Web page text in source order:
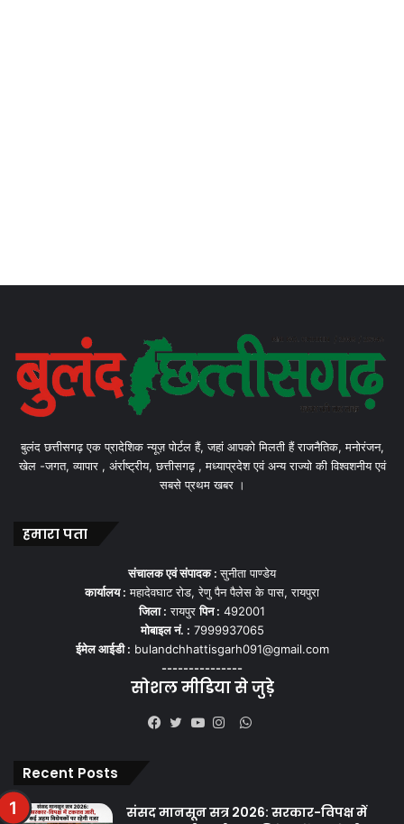
बुलंद छत्तीसगढ़ एक प्रादेशिक न्यूज़ पोर्टल हैं, जहां आपको मिलती हैं राजनैतिक, मनोरंजन,
खेल -जगत, व्यापार , अंर्राष्ट्रीय, छत्तीसगढ़ , मध्याप्रदेश एवं अन्य राज्यो की विश्वशनीय एवं
सबसे प्रथम खबर ।
हमारा पता
संचालक एवं संपादक :सुनीता पाण्डेय
कार्यालय : महादेवघाट रोड, रेणु पैन पैलेस के पास, रायपुरा
जिला : रायपुरपिन : 492001
मोबाइल नं. : 7999937065
ईमेल आईडी : bulandchhattisgarh091@gmail.com
---------------
सोशल मीडिया से जुड़े
WhatsApp
Recent Posts
संसद मानसून सत्र 2026: सरकार-विपक्ष में